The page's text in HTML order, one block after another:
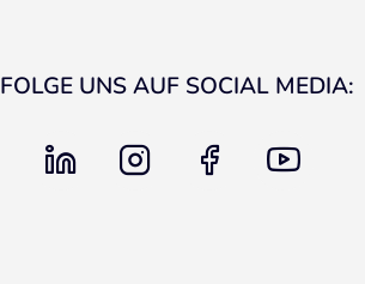
FOLGE UNS AUF SOCIAL MEDIA:
linkedin instagram